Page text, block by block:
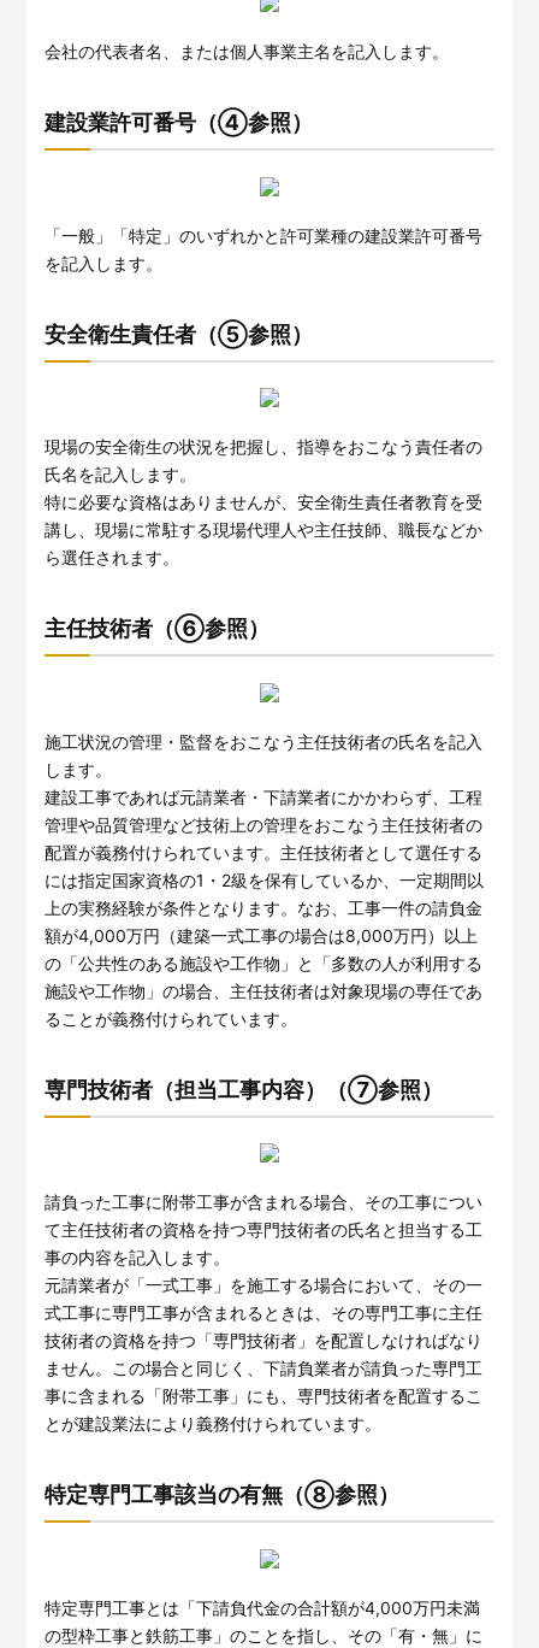
会社の代表者名、または個人事業主名を記入します。
建設業許可番号（④参照）
「一般」「特定」のいずれかと許可業種の建設業許可番号
を記入します。
安全衛生責任者（⑤参照）
現場の安全衛生の状況を把握し、指導をおこなう責任者の
氏名を記入します。
特に必要な資格はありませんが、安全衛生責任者教育を受
講し、現場に常駐する現場代理人や主任技師、職長などか
ら選任されます。
主任技術者（⑥参照）
施工状況の管理・監督をおこなう主任技術者の氏名を記入
します。
建設工事であれば元請業者・下請業者にかかわらず、工程
管理や品質管理など技術上の管理をおこなう主任技術者の
配置が義務付けられています。主任技術者として選任する
には指定国家資格の1・2級を保有しているか、一定期間以
上の実務経験が条件となります。なお、工事一件の請負金
額が4,000万円（建築一式工事の場合は8,000万円）以上
の「公共性のある施設や工作物」と「多数の人が利用する
施設や工作物」の場合、主任技術者は対象現場の専任であ
ることが義務付けられています。
専門技術者（担当工事内容）（⑦参照）
請負った工事に附帯工事が含まれる場合、その工事につい
て主任技術者の資格を持つ専門技術者の氏名と担当する工
事の内容を記入します。
元請業者が「一式工事」を施工する場合において、その一
式工事に専門工事が含まれるときは、その専門工事に主任
技術者の資格を持つ「専門技術者」を配置しなければなり
ません。この場合と同じく、下請負業者が請負った専門工
事に含まれる「附帯工事」にも、専門技術者を配置するこ
とが建設業法により義務付けられています。
特定専門工事該当の有無（⑧参照）
特定専門工事とは「下請負代金の合計額が4,000万円未満
の型枠工事と鉄筋工事」のことを指し、その「有・無」に